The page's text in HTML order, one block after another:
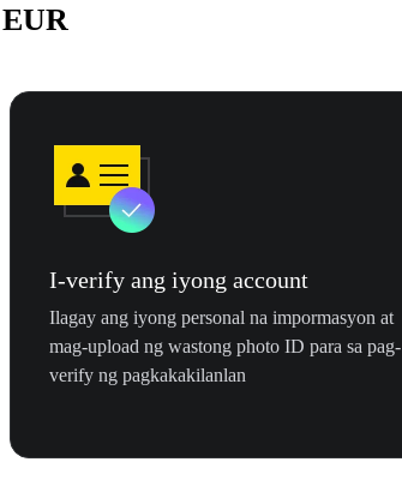
I-verify ang iyong account
Ilagay ang iyong personal na impormasyon at
mag-upload ng wastong photo ID para sa pag-
verify ng pagkakakilanlan